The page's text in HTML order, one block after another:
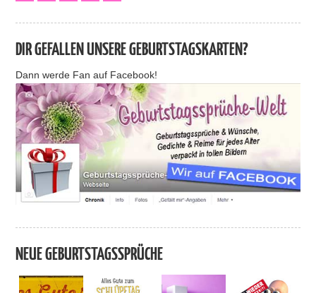
DIR GEFALLEN UNSERE GEBURTSTAGSKARTEN?
Dann werde Fan auf Facebook!
NEUE GEBURTSTAGSSPRÜCHE